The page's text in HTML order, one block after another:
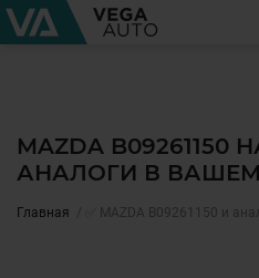
MAZDA
АНАЛОГИ В
Главная ✅ MAZDA B09261150 и